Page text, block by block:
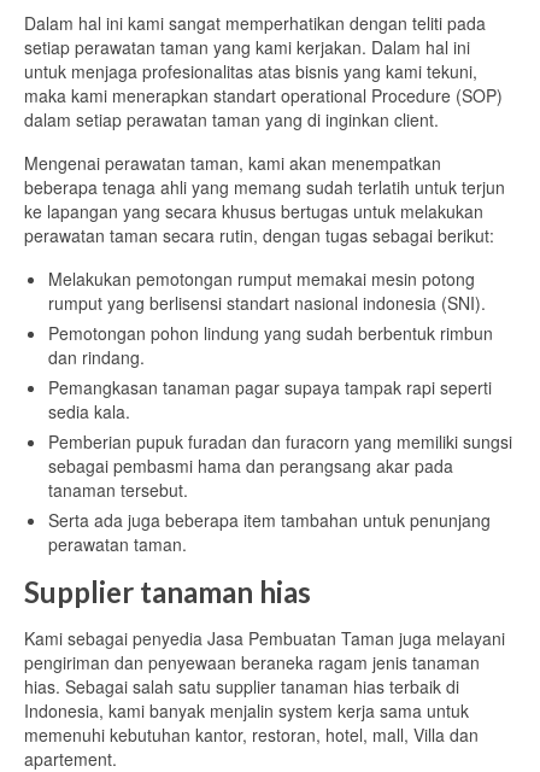
Dalam hal ini kami sangat memperhatikan dengan teliti pada
setiap perawatan taman yang kami kerjakan. Dalam hal ini
untuk menjaga profesionalitas atas bisnis yang kami tekuni,
maka kami menerapkan standart operational Procedure (SOP)
dalam setiap perawatan taman yang di inginkan client.
Mengenai perawatan taman, kami akan menempatkan
beberapa tenaga ahli yang memang sudah terlatih untuk terjun
ke lapangan yang secara khusus bertugas untuk melakukan
perawatan taman secara rutin, dengan tugas sebagai berikut:
Melakukan pemotongan rumput memakai mesin potong
rumput yang berlisensi standart nasional indonesia (SNI).
Pemotongan pohon lindung yang sudah berbentuk rimbun
dan rindang.
Pemangkasan tanaman pagar supaya tampak rapi seperti
sedia kala.
Pemberian pupuk furadan dan furacorn yang memiliki sungsi
sebagai pembasmi hama dan perangsang akar pada
tanaman tersebut.
Serta ada juga beberapa item tambahan untuk penunjang
perawatan taman.
Supplier tanaman hias
Kami sebagai penyedia Jasa Pembuatan Taman juga melayani
pengiriman dan penyewaan beraneka ragam jenis tanaman
hias. Sebagai salah satu supplier tanaman hias terbaik di
Indonesia, kami banyak menjalin system kerja sama untuk
memenuhi kebutuhan kantor, restoran, hotel, mall, Villa dan
apartement.